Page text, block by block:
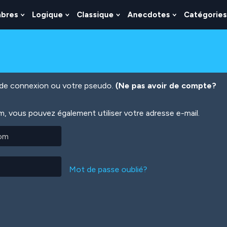
Show
Submenu
Logique
Show
Submenu
Classique
Show
Submenu
Anecdotes
Show
Submenu
Catégories
connexion ou votre pseudo. (Ne pas avoir de compte?
vous pouvez également utiliser votre adresse e-mail.
Mot de passe oublié?